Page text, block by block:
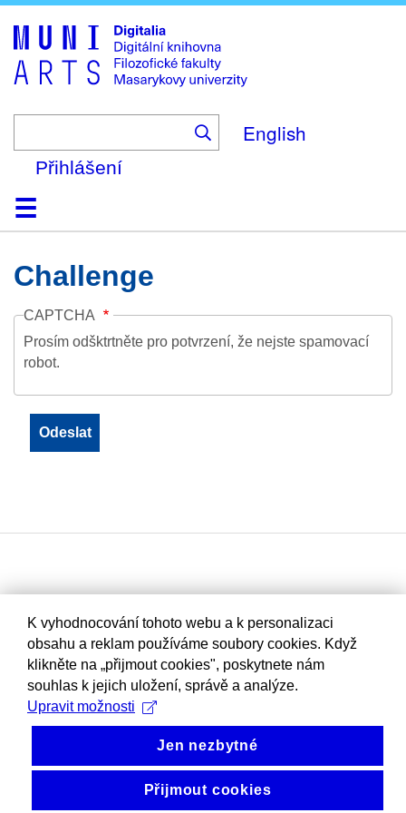
to
main
content
English
Přihlášení
DomůKolekce
Prohlížení
Vyhledávání
O platformě
Nápověda
KontaktDigitalia
Challenge
CAPTCHA
Prosím odšktrtněte pro potvrzení, že nejste spamovací
robot.
K vyhodnocování tohoto webu a k personalizaci
obsahu a reklam používáme soubory cookies. Když
klikněte na „přijmout cookies", poskytnete nám
souhlas k jejich uložení, správě a analýze.
Upravit možnosti
Jen nezbytné
Přijmout cookies